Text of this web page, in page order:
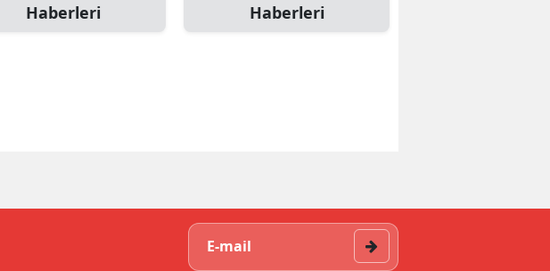
Haberleri
Haberleri